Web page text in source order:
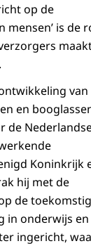
op de
mensen’ is de
van
en
de
Koninkrijk
hij met de
de
in onderwijs en
ingericht,